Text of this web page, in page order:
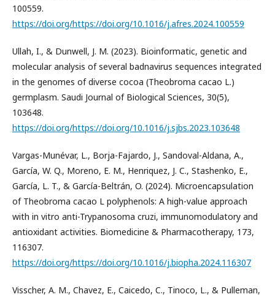
100559.
https://doi.org/https://doi.org/10.1016/j.afres.2024.100559
Ullah, I., & Dunwell, J. M. (2023). Bioinformatic, genetic and
molecular analysis of several badnavirus sequences integrated
in the genomes of diverse cocoa (Theobroma cacao L.)
germplasm. Saudi Journal of Biological Sciences, 30(5),
103648.
https://doi.org/https://doi.org/10.1016/j.sjbs.2023.103648
Vargas-Munévar, L., Borja-Fajardo, J., Sandoval-Aldana, A.,
García, W. Q., Moreno, E. M., Henriquez, J. C., Stashenko, E.,
García, L. T., & García-Beltrán, O. (2024). Microencapsulation
of Theobroma cacao L polyphenols: A high-value approach
with in vitro anti-Trypanosoma cruzi, immunomodulatory and
antioxidant activities. Biomedicine & Pharmacotherapy, 173,
116307.
https://doi.org/https://doi.org/10.1016/j.biopha.2024.116307
Visscher, A. M., Chavez, E., Caicedo, C., Tinoco, L., & Pulleman,